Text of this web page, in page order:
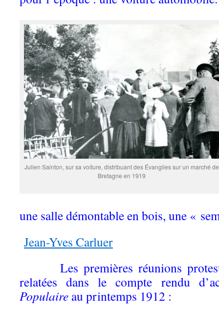
Julien Sainton, sur sa voiture, distribuant des Évangiles sur un marché de
Bretagne en 1919
une salle démontable en bois, une «
Jean-Yves Carluer
Les premières réunions
relatées dans le compte rendu
Populaire au printemps 1912 :